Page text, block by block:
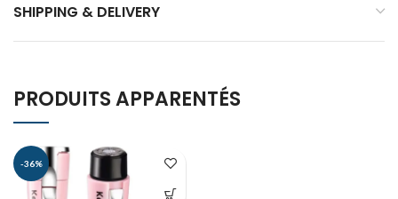
SHIPPING & DELIVERY
PRODUITS APPARENTÉS
-36%